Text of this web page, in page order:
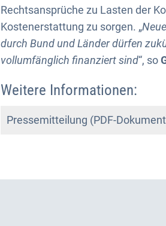
Rechtsansprüche zu Lasten der
Kostenerstattung zu sorgen. „
durch Bund und Länder dürfen
vollumfänglich finanziert sind“, so
Weitere Informationen:
Pressemitteilung (PDF-